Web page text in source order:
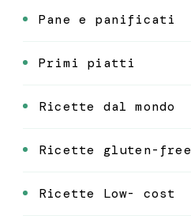
Pane e panificati
Primi piatti
Ricette dal mondo
Ricette gluten-free
Ricette Low- cost